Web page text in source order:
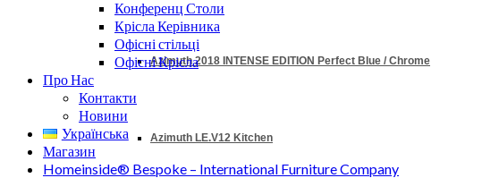
Azimuth 2018 INTENSE EDITION Perfect Blue / Chrome
Azimuth LE.V12 Kitchen
Конференц Столи
Крісла Керівника
Офісні стільці
Офісні Крісла
Про Нас
Контакти
Новини
Українська
Магазин
Homeinside® Bespoke – International Furniture Company